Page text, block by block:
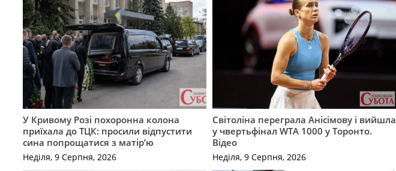
У Кривому Розі похоронна колона
приїхала до ТЦК: просили відпустити
сина попрощатися з матір’ю
Неділя, 9 Серпня, 2026
Світоліна переграла Анісімову і вийшла
у чвертьфінал WTA 1000 у Торонто.
Відео
Неділя, 9 Серпня, 2026